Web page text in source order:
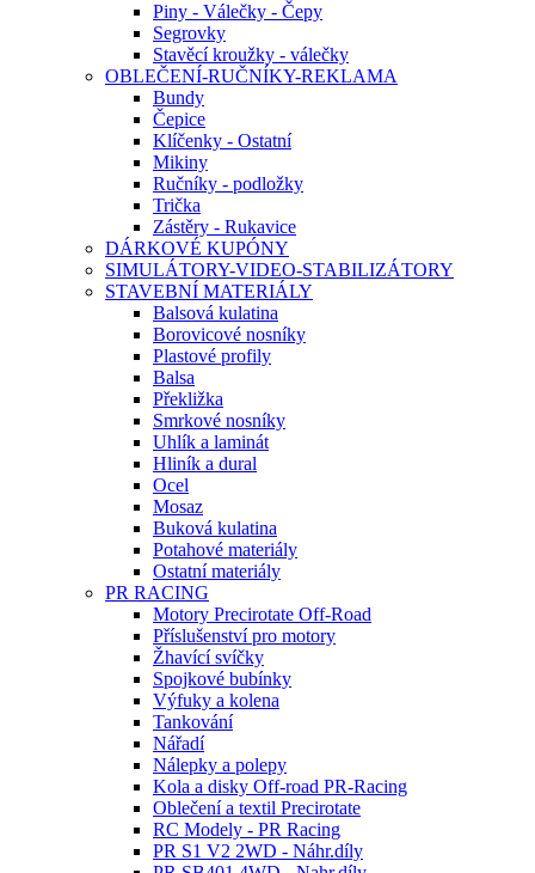
Piny - Válečky - Čepy
Segrovky
Stavěcí kroužky - válečky
OBLEČENÍ-RUČNÍKY-REKLAMA
Bundy
Čepice
Klíčenky - Ostatní
Mikiny
Ručníky - podložky
Trička
Zástěry - Rukavice
DÁRKOVÉ KUPÓNY
SIMULÁTORY-VIDEO-STABILIZÁTORY
STAVEBNÍ MATERIÁLY
Balsová kulatina
Borovicové nosníky
Plastové profily
Balsa
Překližka
Smrkové nosníky
Uhlík a laminát
Hliník a dural
Ocel
Mosaz
Buková kulatina
Potahové materiály
Ostatní materiály
PR RACING
Motory Precirotate Off-Road
Příslušenství pro motory
Žhavící svíčky
Spojkové bubínky
Výfuky a kolena
Tankování
Nářadí
Nálepky a polepy
Kola a disky Off-road PR-Racing
Oblečení a textil Precirotate
RC Modely - PR Racing
PR S1 V2 2WD - Náhr.díly